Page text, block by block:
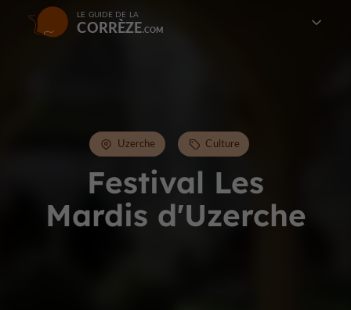
LE GUIDE DE LA
CORRÈZE
Festival Les
Mardis d'Uzerche
Uzerche Culture